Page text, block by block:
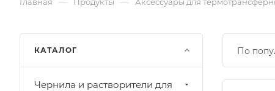
По
КАТАЛОГ
Чернила и растворители для